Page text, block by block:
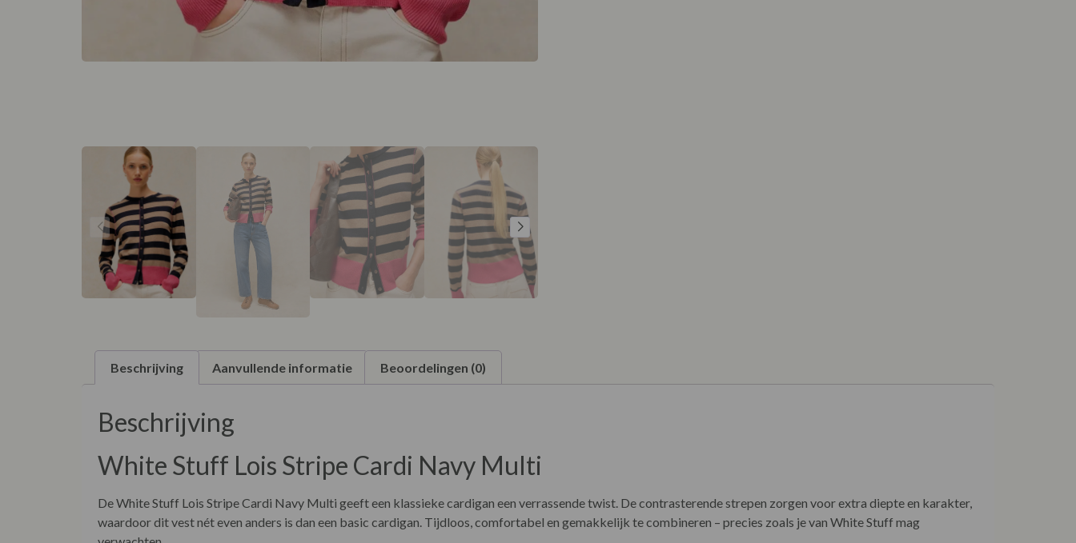
Beschrijving Aanvullende informatie Beoordelingen (0)
Beschrijving
White Stuff Lois Stripe Cardi Navy Multi
De White Stuff Lois Stripe Cardi Navy Multi geeft een klassieke cardigan een verrassende twist. De contrasterende strepen zorgen voor extra diepte en karakter,
waardoor dit vest nét even anders is dan een basic cardigan. Tijdloos, comfortabel en gemakkelijk te combineren – precies zoals je van White Stuff mag